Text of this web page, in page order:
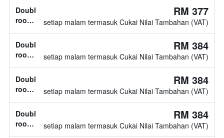
katil
tidak
diketahui
Double
room,
katil
twin
RM 377
setiap malam termasuk Cukai Nilai Tambahan (VAT)
Double
room,
katil
tidak
diketahui
RM 384
setiap malam termasuk Cukai Nilai Tambahan (VAT)
Double
room,
katil
tidak
diketahui
RM 384
setiap malam termasuk Cukai Nilai Tambahan (VAT)
Double
room,
RM 384
setiap malam termasuk Cukai Nilai Tambahan (VAT)